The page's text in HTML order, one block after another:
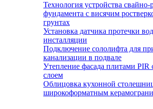
Технология устройства свайно-
фундамента с висячим
грунтах
Установка датчика протечки
инсталляции
Подключение сололифта для
канализации в подвале
Утепление фасада плитами
слоем
Облицовка кухонной
широкоформатным